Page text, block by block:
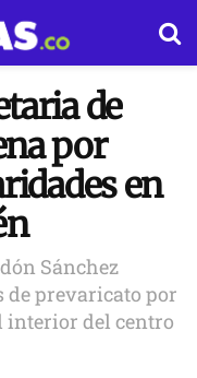
de
por
en
Sánchez
prevaricato por
interior del centro